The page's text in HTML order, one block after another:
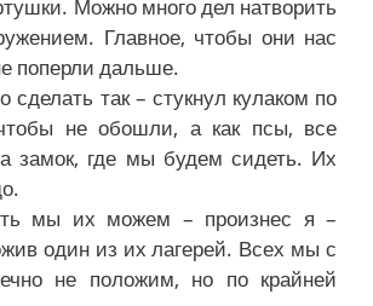
Можно много дел натворить
Главное, чтобы они нас
поперли дальше.
так – стукнул кулаком по
не обошли, а как псы, все
замок, где мы будем сидеть. Их
мы их можем – произнес я –
один из их лагерей. Всех мы с
не положим, но по крайней